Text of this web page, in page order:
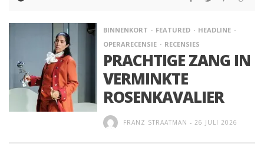
BINNENKORT FEATURED
HEADLINE
OPERARECENSIE
RECENSIES
PRACHTIGE ZANG IN
VERMINKTE
ROSENKAVALIER
FRANZ STRAATMAN - 26 JULI 2026